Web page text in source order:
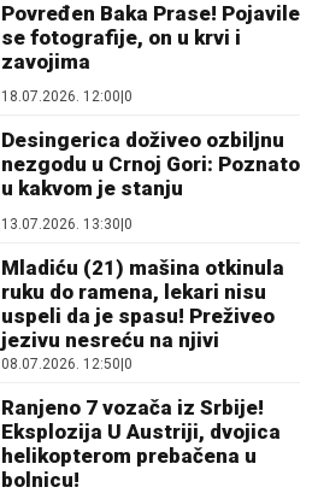
Povređen Baka Prase! Pojavile
se fotografije, on u krvi i
zavojima
18.07.2026. 12:00 0
Desingerica doživeo ozbiljnu
nezgodu u Crnoj Gori: Poznato
u kakvom je stanju
13.07.2026. 13:30|0
Mladiću (21) mašina otkinula
ruku do ramena, lekari nisu
uspeli da je spasu! Preživeo
jezivu nesreću na njivi
08.07.2026. 12:50|0
Ranjeno 7 vozača iz Srbije!
Eksplozija U Austriji, dvojica
helikopterom prebačena u
bolnicu!